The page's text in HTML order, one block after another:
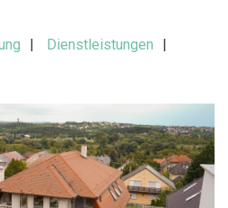
Dienstleistungen